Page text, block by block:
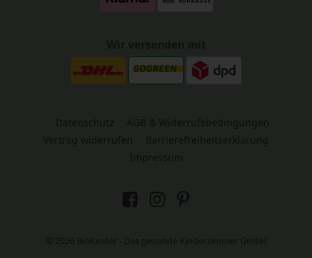
Wir versenden mit
© 2026 BioKinder - Das gesunde Kinderzimmer GmbH